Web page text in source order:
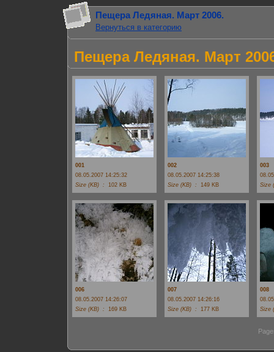
Пещера Ледяная. Март 2006.
Вернуться в категорию
Пещера Ледяная. Март
001
08.05.2007 14:25:32
Size (KB) : 102 KB
002
08.05.2007 14:25:38
Size (KB) : 149 KB
003
006
08.05.2007 14:26:07
Size (KB) : 169 KB
007
08.05.2007 14:26:16
Size (KB) : 177 KB
008